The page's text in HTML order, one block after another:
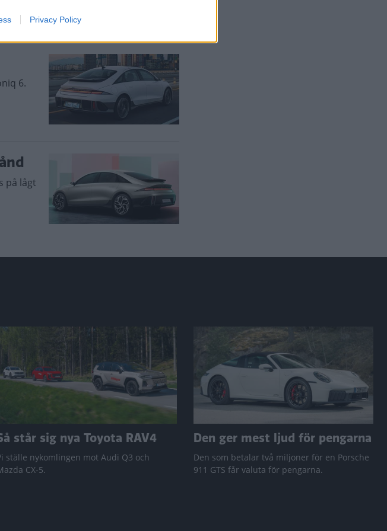
Privacy Policy
6.
på lågt
står sig nya Toyota RAV4
ställe nykomlingen mot Audi Q3 och
CX-5.
Den ger mest ljud för pengarna
Den som betalar två miljoner för en Porsche
911 GTS får valuta för pengarna.